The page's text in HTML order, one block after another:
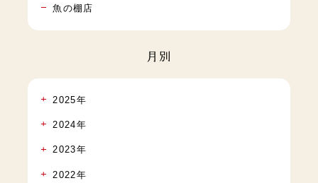
魚の棚店
月別
2025年
2024年
2023年
2022年